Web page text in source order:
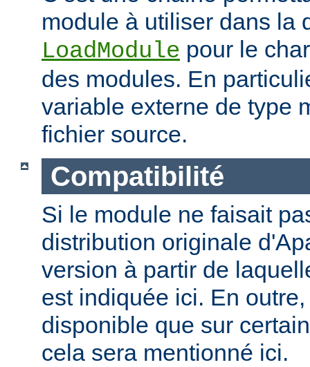
module à utiliser dans la
LoadModule pour le
des modules. En
variable externe de type
fichier source.
Compatibilité
Si le module ne faisait
distribution originale
version à partir de
est indiquée ici. En
disponible que sur
cela sera mentionné ici.